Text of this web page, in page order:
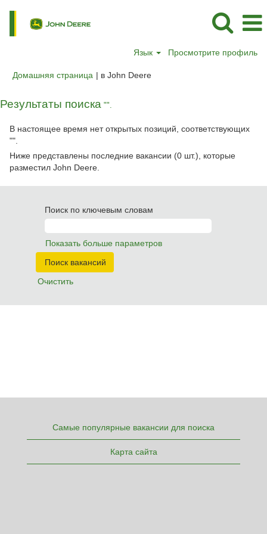
Язык Просмотрите профиль
Домашняя страница | в John Deere(текущая
Результаты поиска "".
В настоящее время нет открытых позиций, соответствующих
"".
Ниже представлены последние вакансии (0 шт.), которые
разместил John Deere.
Поиск по ключевым словам
Показать больше параметров
Очистить
Самые популярные вакансии для поиска
Карта сайта